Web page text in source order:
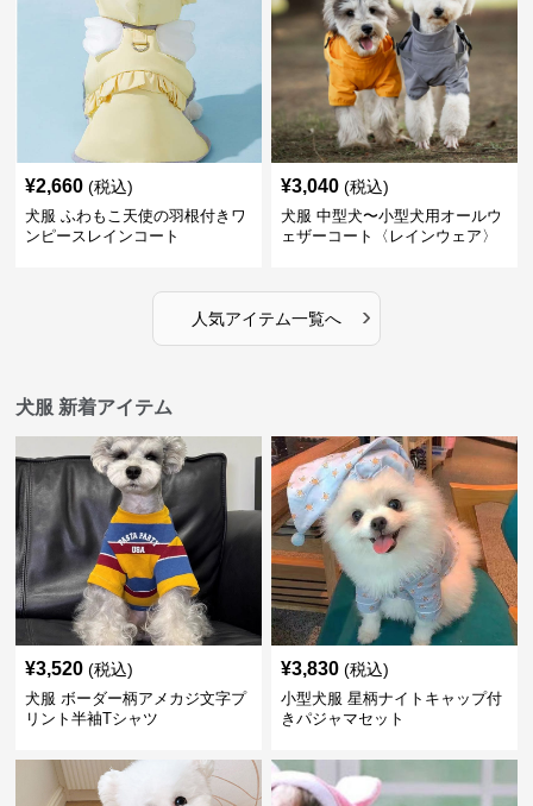
¥2,660 (税込)
犬服 ふわもこ天使の羽根付きワ
ンピースレインコート
¥3,040 (税込)
犬服 中型犬〜小型犬用オールウ
ェザーコート〈レインウェア〉
人気アイテム一覧へ ›
犬服 新着アイテム
¥3,520 (税込)
犬服 ボーダー柄アメカジ文字プ
リント半袖Tシャツ
¥3,830 (税込)
小型犬服 星柄ナイトキャップ付
きパジャマセット